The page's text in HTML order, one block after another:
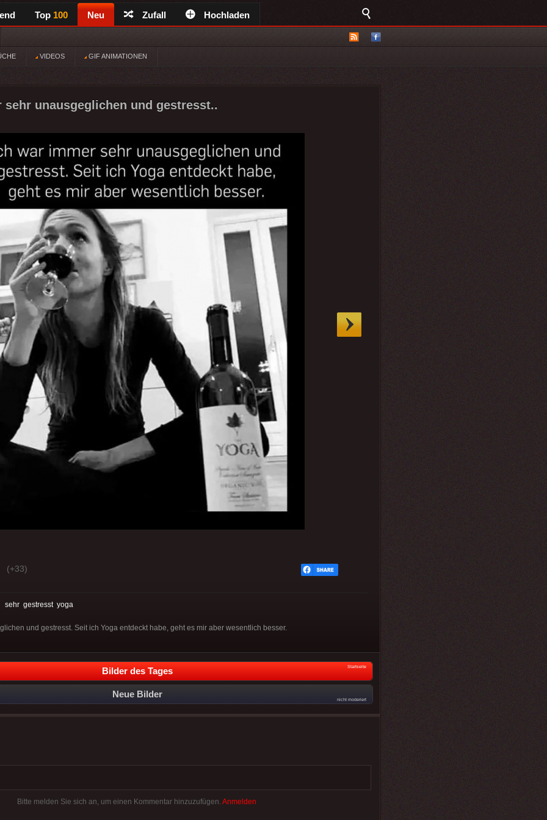
Top 100 Neu Zufall Hochladen
VIDEOS GIF ANIMATIONEN
sehr unausgeglichen und gestresst..
(+33)
sehr gestresst yoga
und gestresst. Seit ich Yoga entdeckt habe, geht es mir aber wesentlich besser.
Bilder des Tages Startseite
Neue Bilder
nicht moderiert
Bitte melden Sie sich an, um einen Kommentar hinzuzufügen. Anmelden